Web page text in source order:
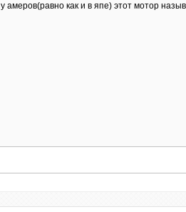
у амеров(равно как и в япе) этот мотор